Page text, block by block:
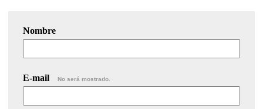
Nombre
E-mail No será mostrado.